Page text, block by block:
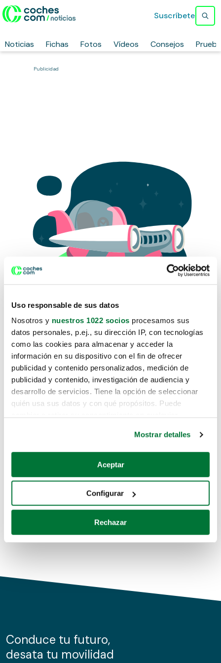
Uso responsable de sus datos
Nosotros y nuestros 1022 socios procesamos sus
datos personales, p.ej., su dirección IP, con tecnologías
como las cookies para almacenar y acceder la
información en su dispositivo con el fin de ofrecer
publicidad y contenido personalizados, medición de
publicidad y contenido, investigación de audiencia y
desarrollo de servicios. Tiene la opción de seleccionar
quién usa sus datos y con qué propósitos. Puede
Si lo permite, también quisiéramos:
Recopilar información sobre su ubicación geográfica
Identificar su dispositivo analizándolo activamente
para buscar características específicas (huellas
Obtenga más información sobre cómo se procesan sus
de cookies.
información sobre el uso que haga del sitio web con
nuestros partners de redes sociales, publicidad y análisis
Mostrar detalles
Aceptar
Configurar
Rechazar
Noticias Fichas Fotos Vídeos Consejos
Suscríbete
Publicidad
Lo sentimos, no sabemos como
te hemos traido hasta aquí.
Pero puedes encontrar el coche que estás
buscando en alguno de estos enlaces:
Coches de segunda mano
Coches de km0
Conduce tu futuro,
desata tu movilidad